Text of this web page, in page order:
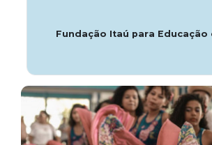
Fundação Itaú para Educação